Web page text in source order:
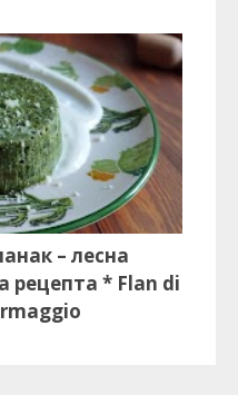
– лесна
рецепта * Flan di